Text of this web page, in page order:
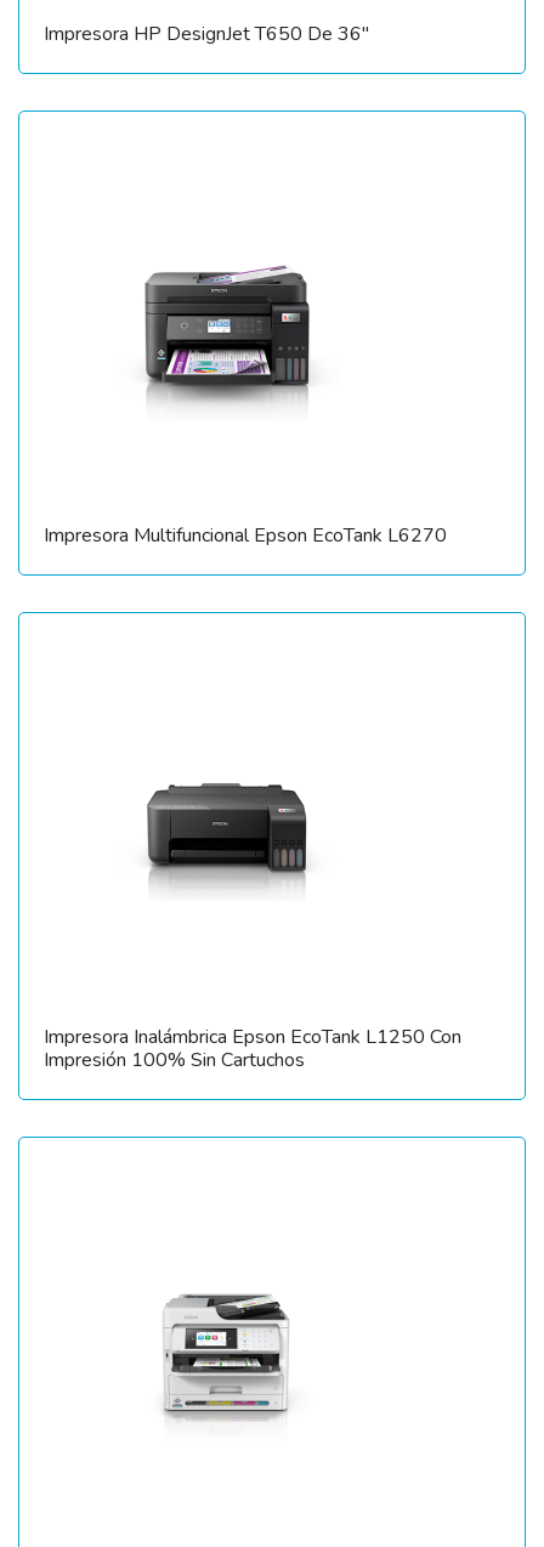
Impresora HP DesignJet T650 De 36″
Impresora Multifuncional Epson EcoTank L6270
Impresora Inalámbrica Epson EcoTank L1250 Con
Impresión 100% Sin Cartuchos